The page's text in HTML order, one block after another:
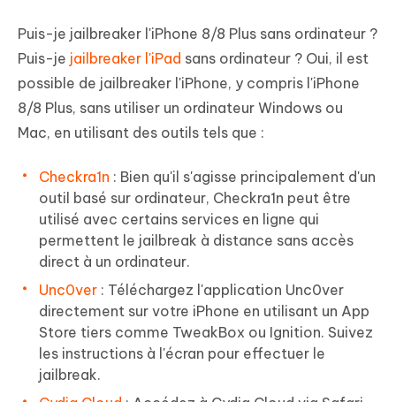
Puis-je jailbreaker l'iPhone 8/8 Plus sans ordinateur ?
Puis-je jailbreaker l'iPad sans ordinateur ? Oui, il est
possible de jailbreaker l'iPhone, y compris l'iPhone
8/8 Plus, sans utiliser un ordinateur Windows ou
Mac, en utilisant des outils tels que :
Checkra1n : Bien qu'il s'agisse principalement d'un
outil basé sur ordinateur, Checkra1n peut être
utilisé avec certains services en ligne qui
permettent le jailbreak à distance sans accès
direct à un ordinateur.
Unc0ver : Téléchargez l'application Unc0ver
directement sur votre iPhone en utilisant un App
Store tiers comme TweakBox ou Ignition. Suivez
les instructions à l'écran pour effectuer le
jailbreak.